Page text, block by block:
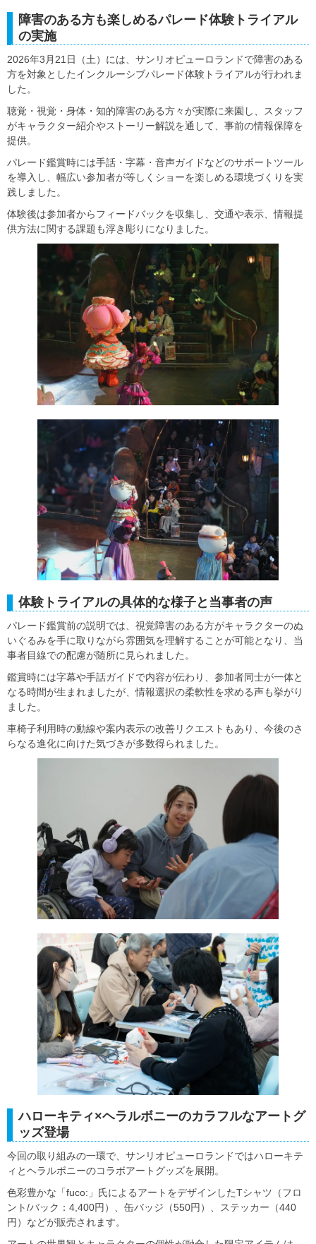
障害のある方も楽しめるパレード体験トライアル
の実施
2026年3月21日（土）には、サンリオピューロランドで障害のある
方を対象としたインクルーシブパレード体験トライアルが行われま
した。
聴覚・視覚・身体・知的障害のある方々が実際に来園し、スタッフ
がキャラクター紹介やストーリー解説を通して、事前の情報保障を
提供。
パレード鑑賞時には手話・字幕・音声ガイドなどのサポートツール
を導入し、幅広い参加者が等しくショーを楽しめる環境づくりを実
践しました。
体験後は参加者からフィードバックを収集し、交通や表示、情報提
供方法に関する課題も浮き彫りになりました。
体験トライアルの具体的な様子と当事者の声
パレード鑑賞前の説明では、視覚障害のある方がキャラクターのぬ
いぐるみを手に取りながら雰囲気を理解することが可能となり、当
事者目線での配慮が随所に見られました。
鑑賞時には字幕や手話ガイドで内容が伝わり、参加者同士が一体と
なる時間が生まれましたが、情報選択の柔軟性を求める声も挙がり
ました。
車椅子利用時の動線や案内表示の改善リクエストもあり、今後のさ
らなる進化に向けた気づきが多数得られました。
ハローキティ×ヘラルボニーのカラフルなアートグ
ッズ登場
今回の取り組みの一環で、サンリオピューロランドではハローキテ
ィとヘラルボニーのコラボアートグッズを展開。
色彩豊かな「fuco:」氏によるアートをデザインしたTシャツ（フロ
ント/バック：4,400円）、缶バッジ（550円）、ステッカー（440
円）などが販売されます。